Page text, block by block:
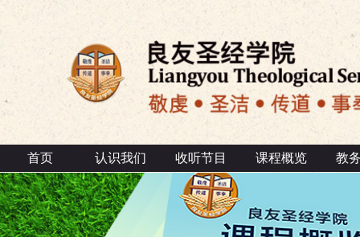
首页 认识我们 收听节目 课程概览 教